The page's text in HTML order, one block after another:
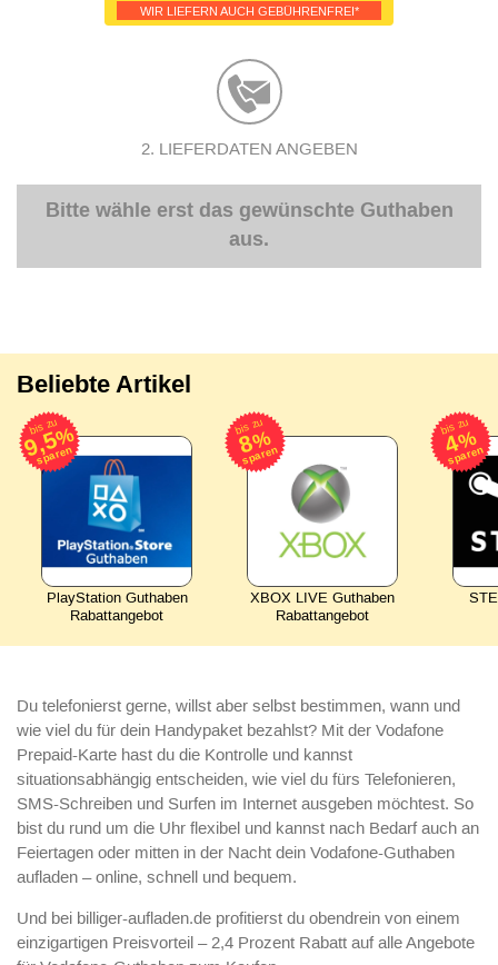
WIR LIEFERN AUCH GEBÜHRENFREI*
2. LIEFERDATEN ANGEBEN
Bitte wähle erst das gewünschte Guthaben
aus.
Beliebte Artikel
PlayStation Guthaben
Rabattangebot
bis zu
9,5%
sparen
XBOX LIVE Guthaben
Rabattangebot
bis zu
8%
sparen
bis zu
4%
sparen
Du telefonierst gerne, willst aber selbst bestimmen, wann und
wie viel du für dein Handypaket bezahlst? Mit der Vodafone
Prepaid-Karte hast du die Kontrolle und kannst
situationsabhängig entscheiden, wie viel du fürs Telefonieren,
SMS-Schreiben und Surfen im Internet ausgeben möchtest. So
bist du rund um die Uhr flexibel und kannst nach Bedarf auch an
Feiertagen oder mitten in der Nacht dein Vodafone-Guthaben
aufladen – online, schnell und bequem.
Und bei billiger-aufladen.de profitierst du obendrein von einem
einzigartigen Preisvorteil – 2,4 Prozent Rabatt auf alle Angebote